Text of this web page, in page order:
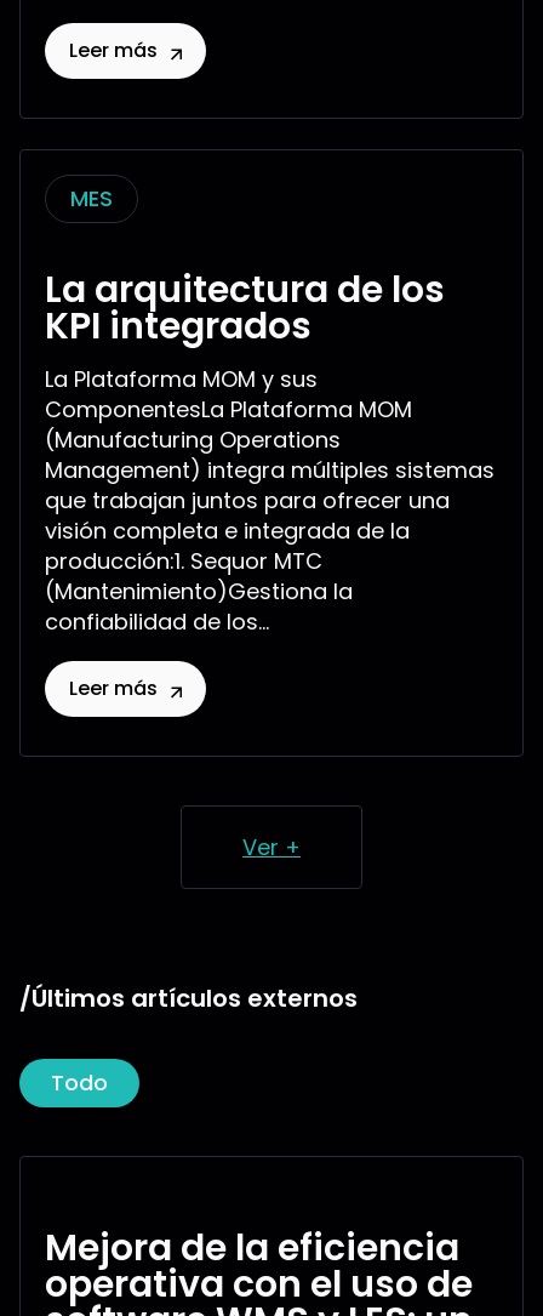
Leer más
MES
La arquitectura de los
KPI integrados
La Plataforma MOM y sus
ComponentesLa Plataforma MOM
(Manufacturing Operations
Management) integra múltiples sistemas
que trabajan juntos para ofrecer una
visión completa e integrada de la
producción:1. Sequor MTC
(Mantenimiento)Gestiona la
confiabilidad de los...
Leer más
Ver +
/Últimos artículos externos
Todo
Mejora de la eficiencia
operativa con el uso de